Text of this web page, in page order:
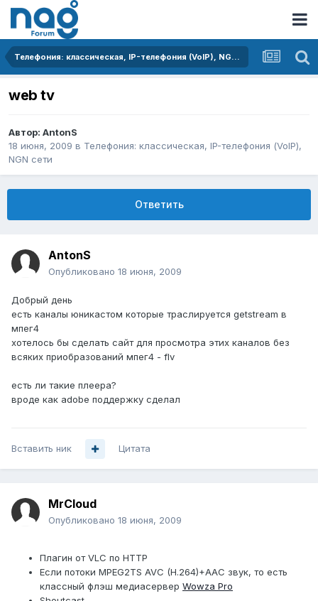
Телефония: классическая, IP-телефония (VoIP), NGN сети
web tv
Автор: AntonS
18 июня, 2009 в Телефония: классическая, IP-телефония (VoIP),
NGN сети
Ответить
AntonS
Опубликовано 18 июня, 2009
Добрый день
есть каналы юникастом которые траслируется getstream в
мпег4
хотелось бы сделать сайт для просмотра этих каналов без
всяких приобразований мпег4 - flv
есть ли такие плеера?
вроде как adobe поддержку сделал
Вставить ник Цитата
MrCloud
Опубликовано 18 июня, 2009
Плагин от VLC по HTTP
Если потоки MPEG2TS AVC (H.264)+AAC звук, то есть
классный флэш медиасервер Wowza Pro